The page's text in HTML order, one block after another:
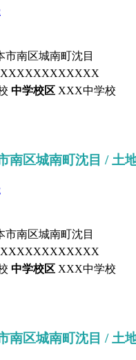
市南区城南町沈目
中学校区 XXX中学校
南区城南町沈目 / 土
市南区城南町沈目
中学校区 XXX中学校
南区城南町沈目 / 土